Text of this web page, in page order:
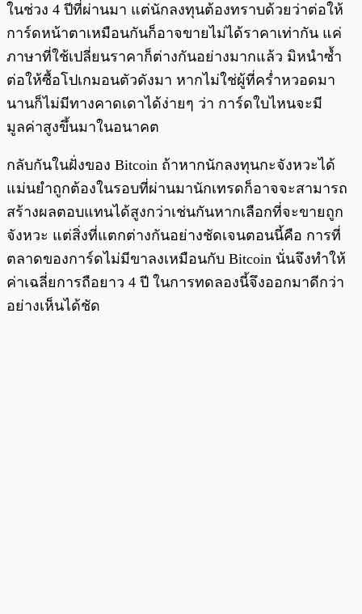
ในช่วง 4 ปีที่ผ่านมา แต่นักลงทุนต้องทราบด้วยว่าต่อให้
การ์ดหน้าตาเหมือนกันก็อาจขายไม่ได้ราคาเท่ากัน แค่
ภาษาที่ใช้เปลี่ยนราคาก็ต่างกันอย่างมากแล้ว มิหนำซ้ำ
ต่อให้ซื้อโปเกมอนตัวดังมา หากไม่ใช่ผู้ที่คร่ำหวอดมา
นานก็ไม่มีทางคาดเดาได้ง่ายๆ ว่า การ์ดใบไหนจะมี
มูลค่าสูงขึ้นมาในอนาคต
กลับกันในฝั่งของ Bitcoin ถ้าหากนักลงทุนกะจังหวะได้
แม่นยำถูกต้องในรอบที่ผ่านมานักเทรดก็อาจจะสามารถ
สร้างผลตอบแทนได้สูงกว่าเช่นกันหากเลือกที่จะขายถูก
จังหวะ แต่สิ่งที่แตกต่างกันอย่างชัดเจนตอนนี้คือ การที่
ตลาดของการ์ดไม่มีขาลงเหมือนกับ Bitcoin นั่นจึงทำให้
ค่าเฉลี่ยการถือยาว 4 ปี ในการทดลองนี้จึงออกมาดีกว่า
อย่างเห็นได้ชัด